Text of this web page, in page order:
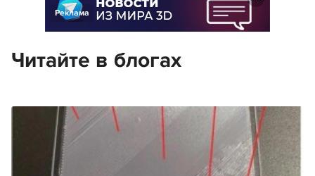
Реклама
Читайте в блогах